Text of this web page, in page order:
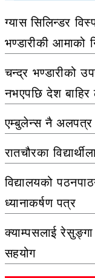
ग्यास सिलिन्डर
भण्डारीकी आमाको
चन्द्र भण्डारीको
नभएपछि देश
एम्बुलेन्स नै अलपत्र
रातचौरका
विद्यालयको
ध्यानाकर्षण पत्र
क्याम्पसलाई
सहयोग